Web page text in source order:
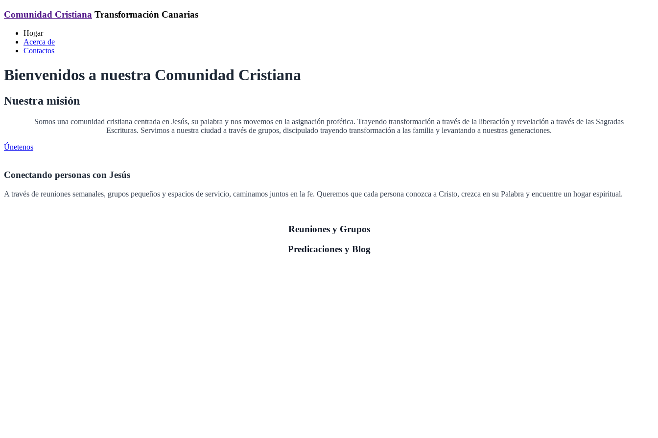
Comunidad Cristiana Transformación Canarias
Hogar
Acerca de
Contactos
Bienvenidos a nuestra Comunidad Cristiana
Nuestra misión
Somos una comunidad cristiana centrada en Jesús, su palabra y nos movemos en la asignación profética. Trayendo transformación a través de la liberación y revelación a través de las Sagradas
Escrituras. Servimos a nuestra ciudad a través de grupos, discipulado trayendo transformación a las familia y levantando a nuestras generaciones.
Únetenos
Conectando personas con Jesús
A través de reuniones semanales, grupos pequeños y espacios de servicio, caminamos juntos en la fe. Queremos que cada persona conozca a Cristo, crezca en su Palabra y encuentre un hogar espiritual.
Reuniones y Grupos
Predicaciones y Blog